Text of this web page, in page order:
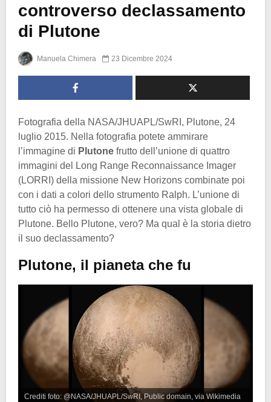
controverso declassamento
di Plutone
Manuela Chimera 23 Dicembre 2024
Fotografia della NASA/JHUAPL/SwRI, Plutone, 24
luglio 2015. Nella fotografia potete ammirare
l’immagine di Plutone frutto dell’unione di quattro
immagini del Long Range Reconnaissance Imager
(LORRI) della missione New Horizons combinate poi
con i dati a colori dello strumento Ralph. L’unione di
tutto ciò ha permesso di ottenere una vista globale di
Plutone. Bello Plutone, vero? Ma qual è la storia dietro
il suo declassamento?
Plutone, il pianeta che fu
Crediti foto: @NASA/JHUAPL/SwRI, Public domain, via Wikimedia